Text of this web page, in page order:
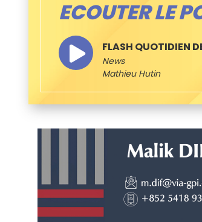
ECOUTER LE
FLASH QUOTIDIEN
News
Mathieu Hutin